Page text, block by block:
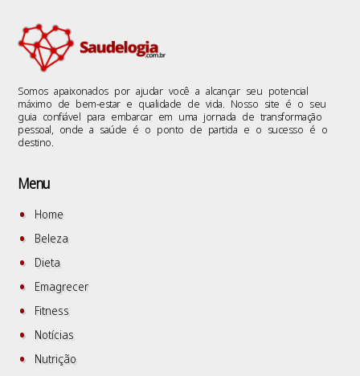
Somos apaixonados por ajudar você a alcançar seu potencial
máximo de bem-estar e qualidade de vida. Nosso site é o seu
guia confiável para embarcar em uma jornada de transformação
pessoal, onde a saúde é o ponto de partida e o sucesso é o
destino.
Menu
Home
Beleza
Dieta
Emagrecer
Fitness
Notícias
Nutrição